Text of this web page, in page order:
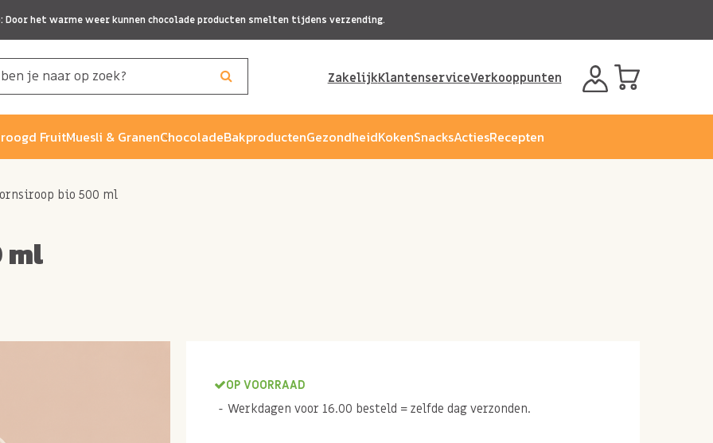
Door het warme weer kunnen chocolade producten smelten tijdens verzending.
ZakelijkKlantenserviceVerkooppunten
FruitMuesli & GranenChocoladeBakproductenGezondheidKokenSnacksActiesRecepten
bio 500 ml
ml
OP VOORRAAD
Werkdagen voor 16.00 besteld = zelfde dag verzonden.